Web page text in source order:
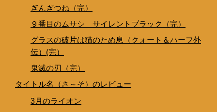
ぎんぎつね（完）
９番目のムサシ サイレントブラック（完）
グラスの破片は猫のため息（クォート＆ハーフ外
伝）(完）
鬼滅の刃（完）
タイトル名（さ～そ）のレビュー
3月のライオン